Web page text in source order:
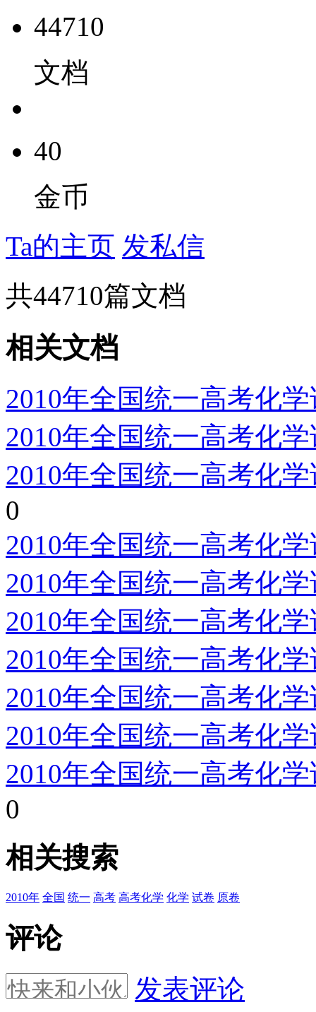
44710
文档
40
金币
Ta的主页 发私信
共44710篇文档
相关文档
2010年全国统一高考化
2010年全国统一高考化
2010年全国统一高考化
0
2010年全国统一高考化
2010年全国统一高考化
2010年全国统一高考化
2010年全国统一高考化
2010年全国统一高考化
2010年全国统一高考化
2010年全国统一高考化
0
相关搜索
2010年 全国 统一 高考 高考化学 化学 试卷 原卷
评论
发表评论